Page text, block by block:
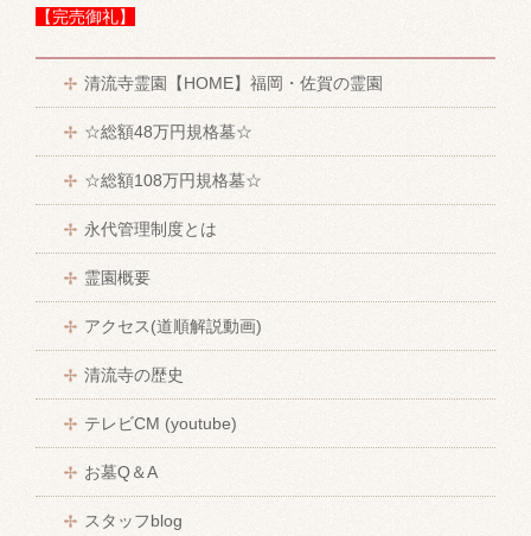
【完売御礼】
清流寺霊園【HOME】福岡・佐賀の霊園
☆総額48万円規格墓☆
☆総額108万円規格墓☆
永代管理制度とは
霊園概要
アクセス(道順解説動画)
清流寺の歴史
テレビCM (youtube)
お墓Q＆A
スタッフblog